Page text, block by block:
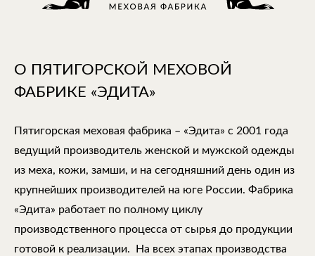
О ПЯТИГОРСКОЙ МЕХОВОЙ
ФАБРИКЕ «ЭДИТА»
Пятигорская меховая фабрика – «Эдита» с 2001 года
ведущий производитель женской и мужской одежды
из меха, кожи, замши, и на сегодняшний день один из
крупнейших производителей на юге России. Фабрика
«Эдита» работает по полному циклу
производственного процесса от сырья до продукции
готовой к реализации. На всех этапах производства